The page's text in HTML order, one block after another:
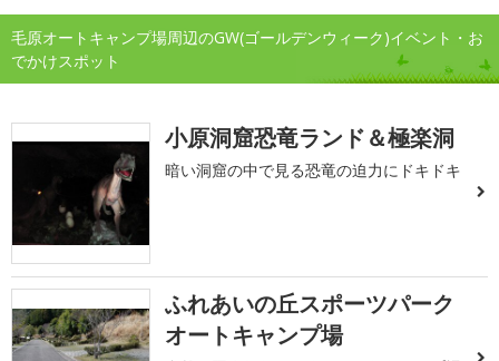
毛原オートキャンプ場周辺のGW(ゴールデンウィーク)イベント・お
でかけスポット
小原洞窟恐竜ランド＆極楽洞
暗い洞窟の中で見る恐竜の迫力にドキドキ
ふれあいの丘スポーツパーク
オートキャンプ場